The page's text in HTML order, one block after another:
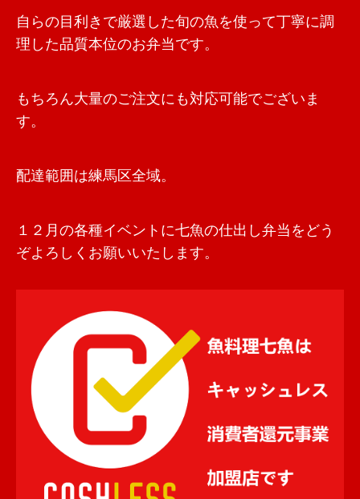
自らの目利きで厳選した旬の魚を使って丁寧に調
理した品質本位のお弁当です。
もちろん大量のご注文にも対応可能でございま
す。
配達範囲は練馬区全域。
１２月の各種イベントに七魚の仕出し弁当をどう
ぞよろしくお願いいたします。